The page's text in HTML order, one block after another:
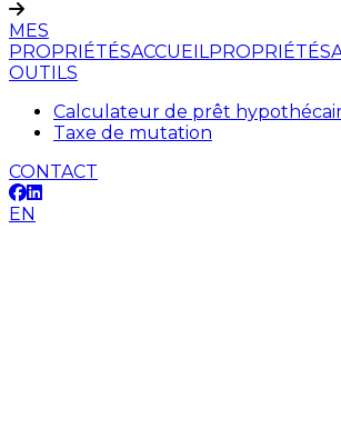
MES
PROPRIÉTÉSACCUEILPROPRIÉTÉS
OUTILS
Calculateur de prêt
Taxe de mutation
CONTACT
EN